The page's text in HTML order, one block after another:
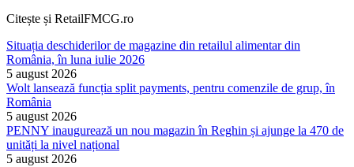
Citește și RetailFMCG.ro
Situația deschiderilor de magazine din retailul alimentar din
România, în luna iulie 2026
5 august 2026
Wolt lansează funcția split payments, pentru comenzile de grup, în
România
5 august 2026
PENNY inaugurează un nou magazin în Reghin și ajunge la 470 de
unități la nivel național
5 august 2026